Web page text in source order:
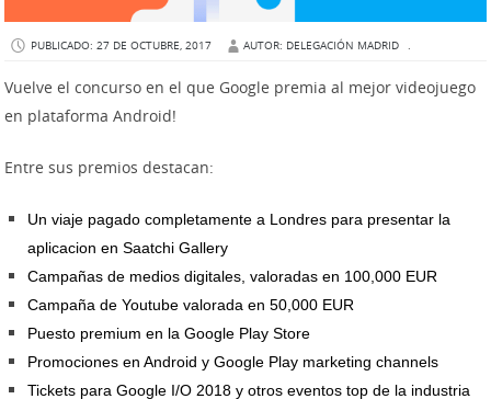
PUBLICADO: 27 DE OCTUBRE, 2017 AUTOR: DELEGACIÓN MADRID .
Vuelve el concurso en el que Google premia al mejor videojuego
en plataforma Android!
Entre sus premios destacan:
Un viaje pagado completamente a Londres para presentar la
aplicacion en Saatchi Gallery
Campañas de medios digitales, valoradas en 100,000 EUR
Campaña de Youtube valorada en 50,000 EUR
Puesto premium en la Google Play Store
Promociones en Android y Google Play marketing channels
Tickets para Google I/O 2018 y otros eventos top de la industria